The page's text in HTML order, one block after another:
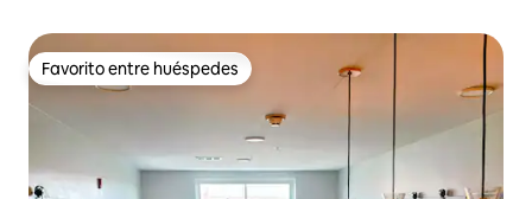
Favorito entre huéspedes
Favorito entre huéspedes